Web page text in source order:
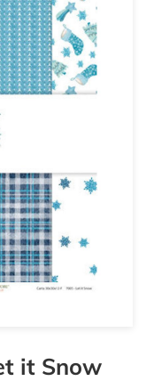
it Snow